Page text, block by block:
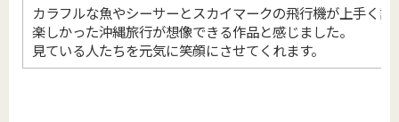
カラフルな魚やシーサーとスカイマークの飛行機が上手く調
楽しかった沖縄旅行が想像できる作品と感じました。
見ている人たちを元気に笑顔にさせてくれます。